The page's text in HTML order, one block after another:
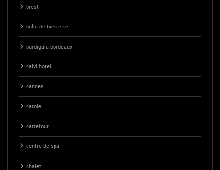
brest
bulle de bien etre
burdigala bordeaux
calvi hotel
cannes
carole
carrefour
centre de spa
chalet